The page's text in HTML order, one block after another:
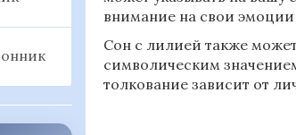
внимание на свои эмоции
Сон с лилией также
символическим
толкование зависит от